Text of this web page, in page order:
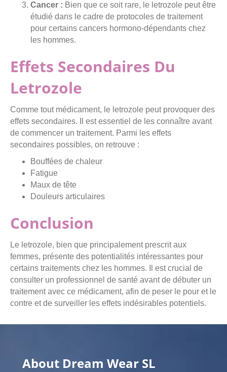
Cancer : Bien que ce soit rare, le letrozole peut être
étudié dans le cadre de protocoles de traitement
pour certains cancers hormono-dépendants chez
les hommes.
Effets Secondaires Du
Letrozole
Comme tout médicament, le letrozole peut provoquer des
effets secondaires. Il est essentiel de les connaître avant
de commencer un traitement. Parmi les effets
secondaires possibles, on retrouve :
Bouffées de chaleur
Fatigue
Maux de tête
Douleurs articulaires
Conclusion
Le letrozole, bien que principalement prescrit aux
femmes, présente des potentialités intéressantes pour
certains traitements chez les hommes. Il est crucial de
consulter un professionnel de santé avant de débuter un
traitement avec ce médicament, afin de peser le pour et le
contre et de surveiller les effets indésirables potentiels.
About Dream Wear SL